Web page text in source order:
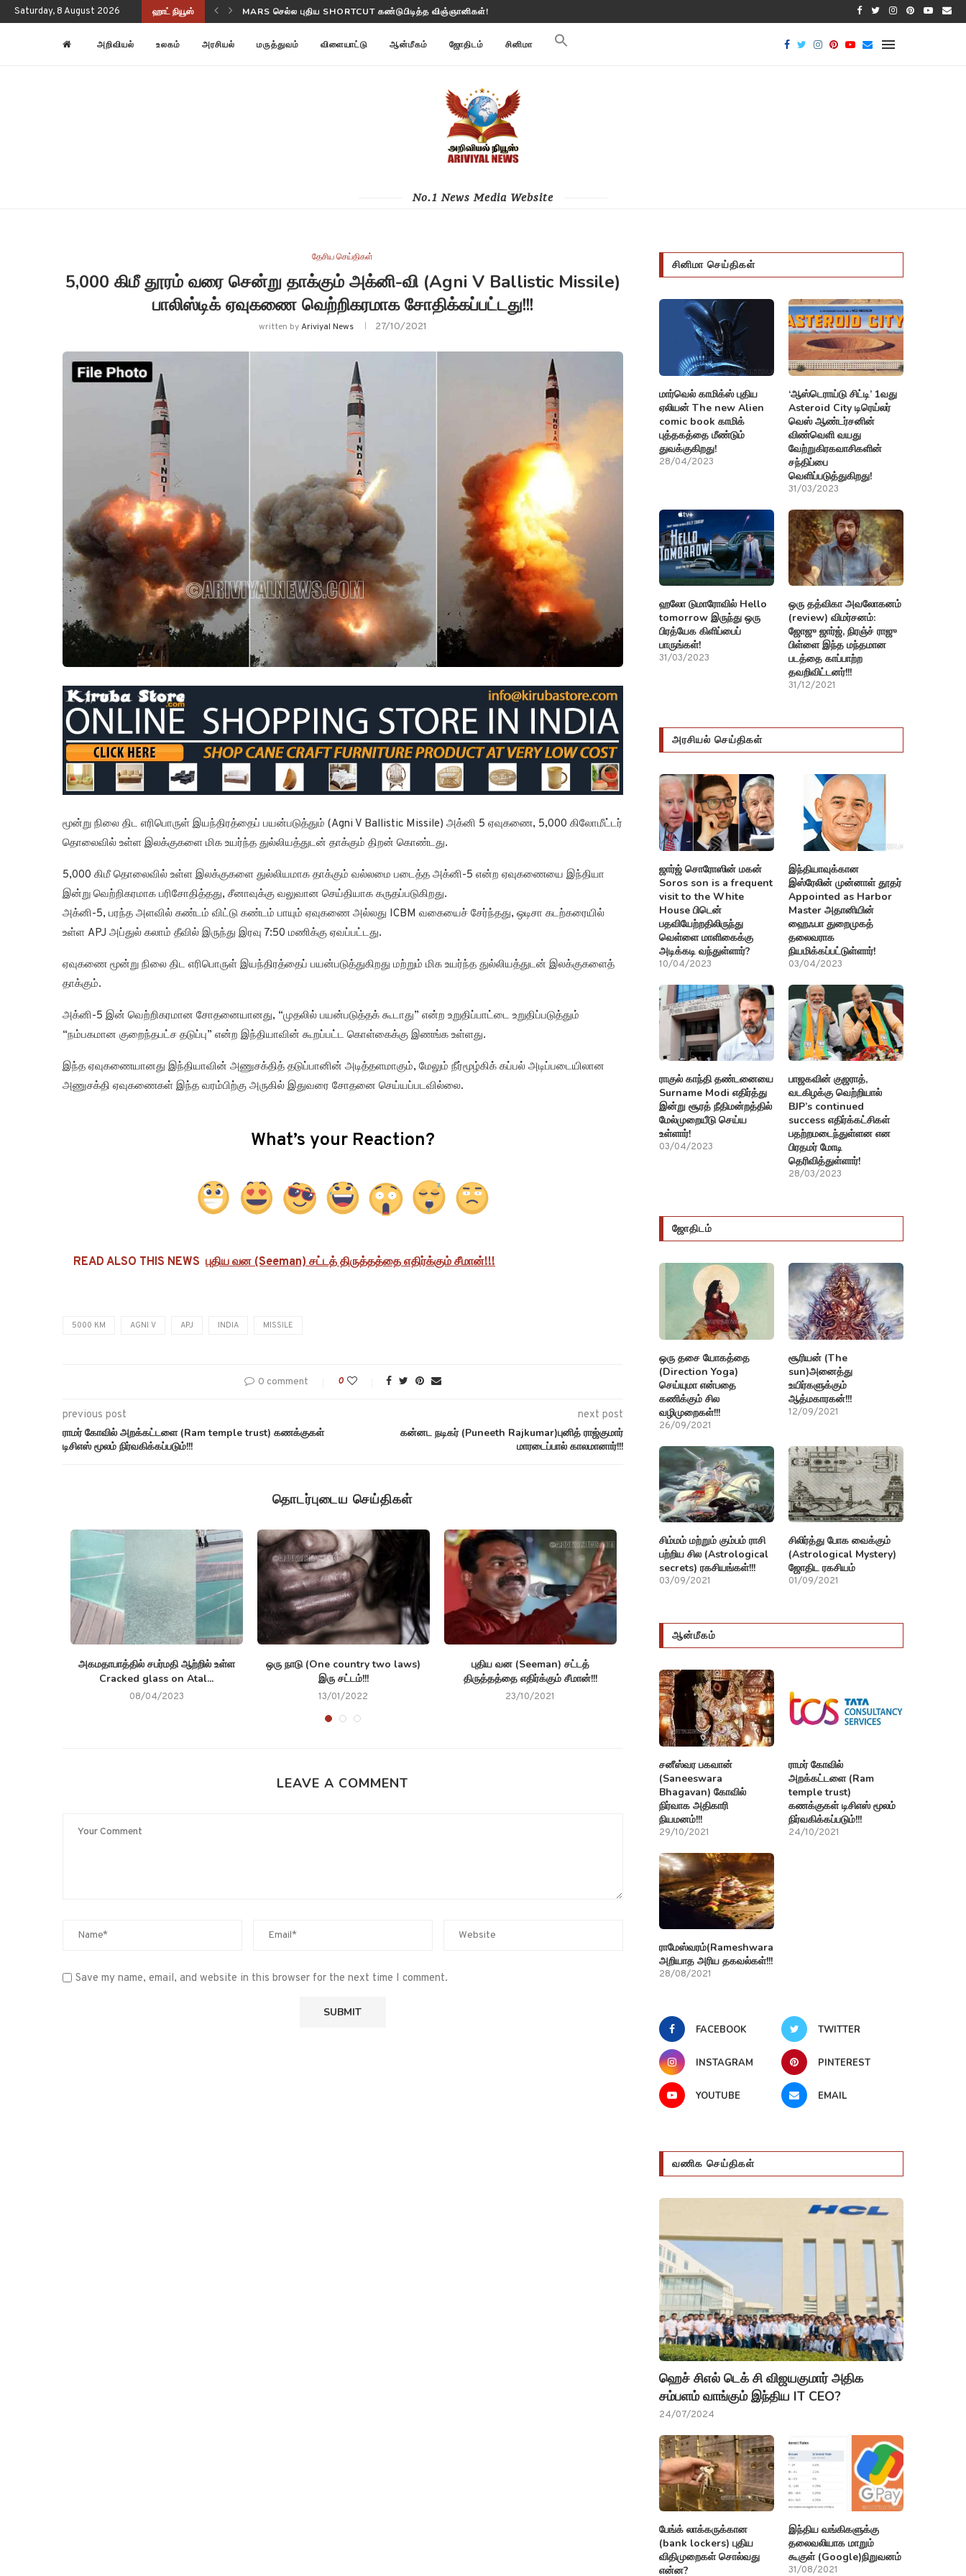
Saturday, 8 August 2026 ஹாட் நியூஸ்
NASA-ISRO NISAR பூமி மாற்றங்களை கண்காணிக்கிறது
அறிவியல் உலகம் அரசியல் மருத்துவம் விளையாட்டு ஆன்மீகம் ஜோதிடம் சினிமா
No.1 News Media Website
தேசிய செய்திகள்
5,000 கிமீ தூரம் வரை சென்று தாக்கும் அக்னி-வி (Agni V Ballistic Missile)
பாலிஸ்டிக் ஏவுகணை வெற்றிகரமாக சோதிக்கப்பட்டது!!!
written byAriviyal News 27/10/2021
மூன்று நிலை திட எரிபொருள் இயந்திரத்தைப் பயன்படுத்தும் (Agni V Ballistic Missile) அக்னி 5 ஏவுகணை, 5,000 கிலோமீட்டர்
தொலைவில் உள்ள இலக்குகளை மிக உயர்ந்த துல்லியத்துடன் தாக்கும் திறன் கொண்டது.
5,000 கிமீ தொலைவில் உள்ள இலக்குகளை துல்லியமாக தாக்கும் வல்லமை படைத்த அக்னி-5 என்ற ஏவுகணையை இந்தியா
இன்று வெற்றிகரமாக பரிசோதித்தது, சீனாவுக்கு வலுவான செய்தியாக கருதப்படுகிறது.
அக்னி-5, பரந்த அளவில் கண்டம் விட்டு கண்டம் பாயும் ஏவுகணை அல்லது ICBM வகையைச் சேர்ந்தது, ஒடிசா கடற்கரையில்
உள்ள APJ அப்துல் கலாம் தீவில் இருந்து இரவு 7:50 மணிக்கு ஏவப்பட்டது.
ஏவுகணை மூன்று நிலை திட எரிபொருள் இயந்திரத்தைப் பயன்படுத்துகிறது மற்றும் மிக உயர்ந்த துல்லியத்துடன் இலக்குகளைத்
தாக்கும்.
அக்னி-5 இன் வெற்றிகரமான சோதனையானது, “முதலில் பயன்படுத்தக் கூடாது” என்ற உறுதிப்பாட்டை உறுதிப்படுத்தும்
“நம்பகமான குறைந்தபட்ச தடுப்பு” என்ற இந்தியாவின் கூறப்பட்ட கொள்கைக்கு இணங்க உள்ளது.
இந்த ஏவுகணையானது இந்தியாவின் அணுசக்தித் தடுப்பானின் அடித்தளமாகும், மேலும் நீர்மூழ்கிக் கப்பல் அடிப்படையிலான
அணுசக்தி ஏவுகணைகள் இந்த வரம்பிற்கு அருகில் இதுவரை சோதனை செய்யப்படவில்லை.
What’s your Reaction?
READ ALSO THIS NEWS புதிய வன (Seeman) சட்டத் திருத்தத்தை எதிர்க்கும் சீமான்!!!
5000 KM AGNI V APJ INDIA MISSILE
0 comment 0
previous post
ராமர் கோவில் அறக்கட்டளை (Ram temple trust) கணக்குகள்
டிசிஎஸ் மூலம் நிர்வகிக்கப்படும்!!!
next post
கன்னட நடிகர் (Puneeth Rajkumar)புனித் ராஜ்குமார்
மாரடைப்பால் காலமானார்!!!
தொடர்புடைய செய்திகள்
அகமதாபாத்தில் சபர்மதி ஆற்றில் உள்ள
Cracked glass on Atal...
08/04/2023
ஒரு நாடு (One country two laws)
இரு சட்டம்!!!
13/01/2022
புதிய வன (Seeman) சட்டத்
திருத்தத்தை எதிர்க்கும் சீமான்!!!
23/10/2021
துப்பாக்கிச் சண்டை!!!
22/10/2021
22/09/2021
LEAVE A COMMENT
Save my name, email, and website in this browser for the next time I comment.
சினிமா செய்திகள்
மார்வெல் காமிக்ஸ் புதிய
ஏலியன் The new Alien
comic book காமிக்
புத்தகத்தை மீண்டும்
துவக்குகிறது!
28/04/2023
‘ஆஸ்டெராய்டு சிட்டி’ 1வது
Asteroid City டிரெய்லர்
வெஸ் ஆண்டர்சனின்
விண்வெளி வயது
வேற்றுகிரகவாசிகளின்
சந்திப்பை
வெளிப்படுத்துகிறது!
31/03/2023
ஹலோ டுமாரோவில் Hello
tomorrow இருந்து ஒரு
பிரத்யேக கிளிப்பைப்
பாருங்கள்!
31/03/2023
ஒரு தத்விகா அவலோகனம்
(review) விமர்சனம்:
ஜோஜு ஜார்ஜ், நிரஞ்ச் ராஜு
பிள்ளை இந்த மந்தமான
படத்தை காப்பாற்ற
தவறிவிட்டனர்!!!
31/12/2021
அரசியல் செய்திகள்
ஜார்ஜ் சொரோஸின் மகன்
Soros son is a frequent
visit to the White
House பிடென்
பதவியேற்றதிலிருந்து
வெள்ளை மாளிகைக்கு
அடிக்கடி வந்துள்ளார்?
10/04/2023
இந்தியாவுக்கான
இஸ்ரேலின் முன்னாள் தூதர்
Appointed as Harbor
Master அதானியின்
ஹைஃபா துறைமுகத்
தலைவராக
நியமிக்கப்பட்டுள்ளார்!
03/04/2023
ராகுல் காந்தி தண்டனையை
Surname Modi எதிர்த்து
இன்று சூரத் நீதிமன்றத்தில்
மேல்முறையீடு செய்ய
உள்ளார்!
03/04/2023
பாஜகவின் குஜராத்,
வடகிழக்கு வெற்றியால்
BJP’s continued
success எதிர்க்கட்சிகள்
பதற்றமடைந்துள்ளன என
பிரதமர் மோடி
தெரிவித்துள்ளார்!
28/03/2023
ஜோதிடம்
ஒரு தசை யோகத்தை
(Direction Yoga)
செய்யுமா என்பதை
கணிக்கும் சில
வழிமுறைகள்!!!
26/09/2021
சூரியன் (The
sun)அனைத்து
உயிர்களுக்கும்
ஆத்மகாரகன்!!!
12/09/2021
சிம்மம் மற்றும் கும்பம் ராசி
பற்றிய சில (Astrological
secrets) ரகசியங்கள்!!!
03/09/2021
சிலிர்த்து போக வைக்கும்
(Astrological Mystery)
ஜோதிட ரகசியம்
01/09/2021
ஆன்மீகம்
சனீஸ்வர பகவான்
(Saneeswara
Bhagavan) கோவில்
நிர்வாக அதிகாரி
நியமனம்!!!
29/10/2021
ராமர் கோவில்
அறக்கட்டளை (Ram
temple trust)
கணக்குகள் டிசிஎஸ் மூலம்
நிர்வகிக்கப்படும்!!!
24/10/2021
ராமேஸ்வரம்(Rameshwaram)பற்றி
அறியாத அரிய தகவல்கள்!!!
28/08/2021
FACEBOOK TWITTER
INSTAGRAM PINTEREST
YOUTUBE EMAIL
வணிக செய்திகள்
ஹெச் சிஎல் டெக் சி விஜயகுமார் அதிக
சம்பளம் வாங்கும் இந்திய IT CEO?
24/07/2024
பேங்க் லாக்கருக்கான
(bank lockers) புதிய
விதிமுறைகள் சொல்வது
என்ன?
இந்திய வங்கிகளுக்கு
தலைவலியாக மாறும்
கூகுள் (Google)நிறுவனம்
31/08/2021